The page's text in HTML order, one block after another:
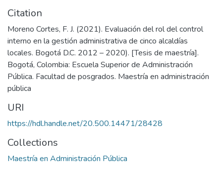
Citation
Moreno Cortes, F. J. (2021). Evaluación del rol del control
interno en la gestión administrativa de cinco alcaldías
locales. Bogotá D.C. 2012 – 2020). [Tesis de maestría].
Bogotá, Colombia: Escuela Superior de Administración
Pública. Facultad de posgrados. Maestría en administración
pública
URI
https://hdl.handle.net/20.500.14471/28428
Collections
Maestría en Administración Pública